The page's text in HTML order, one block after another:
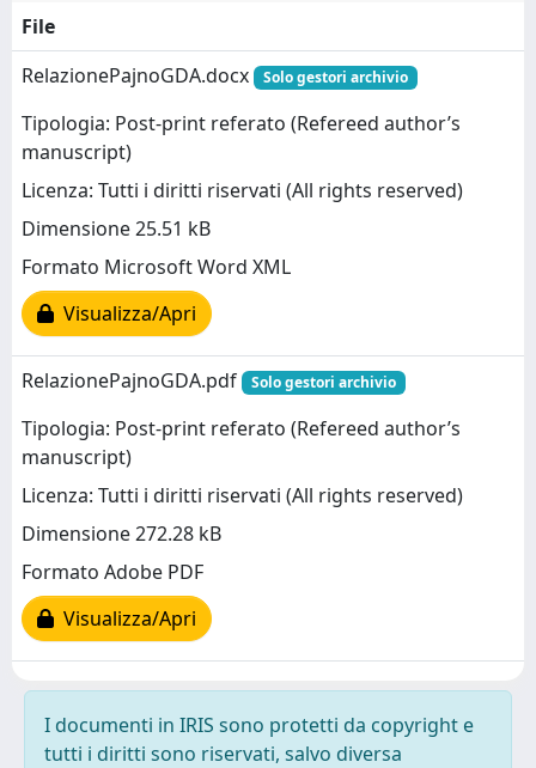
File
RelazionePajnoGDA.docx
Solo gestori archivio
Tipologia: Post-print referato (Refereed author’s
manuscript)
Licenza: Tutti i diritti riservati (All rights reserved)
Dimensione 25.51 kB
Formato Microsoft Word XML
Visualizza/Apri
RelazionePajnoGDA.pdf Solo gestori archivio
Tipologia: Post-print referato (Refereed author’s
manuscript)
Licenza: Tutti i diritti riservati (All rights reserved)
Dimensione 272.28 kB
Formato Adobe PDF
Visualizza/Apri
I documenti in IRIS sono protetti da copyright e
tutti i diritti sono riservati, salvo diversa